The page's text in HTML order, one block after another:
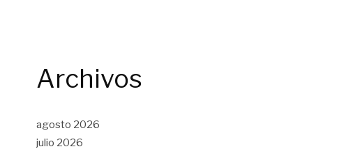
Archivos
agosto 2026
julio 2026